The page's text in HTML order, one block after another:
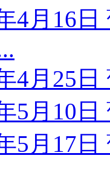
4月16
4月25
5月10
5月17